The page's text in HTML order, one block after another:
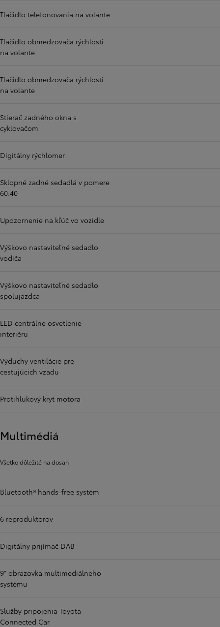
Tlačidlo telefonovania na volante
Tlačidlo obmedzovača rýchlosti
na volante
Tlačidlo obmedzovača rýchlosti
na volante
Stierač zadného okna s
cyklovačom
Digitálny rýchlomer
Sklopné zadné sedadlá v pomere
60:40
Upozornenie na kľúč vo vozidle
Výškovo nastaviteľné sedadlo
vodiča
Výškovo nastaviteľné sedadlo
spolujazdca
LED centrálne osvetlenie
interiéru
Výduchy ventilácie pre
cestujúcich vzadu
Protihlukový kryt motora
Multimédiá
Všetko dôležité na dosah
Bluetooth® hands-free systém
6 reproduktorov
Digitálny prijímač DAB
9" obrazovka multimediálneho
systému
Služby pripojenia Toyota
Connected Car